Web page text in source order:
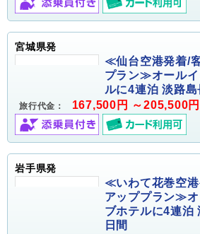
宮城県発
≪仙台空港発着/
プラン≫オール
ルに4連泊 淡路
旅行代金： 167,500円 ～205,500円
岩手県発
≪いわて花巻空港
アッププラン≫
ブホテルに4連泊
日間